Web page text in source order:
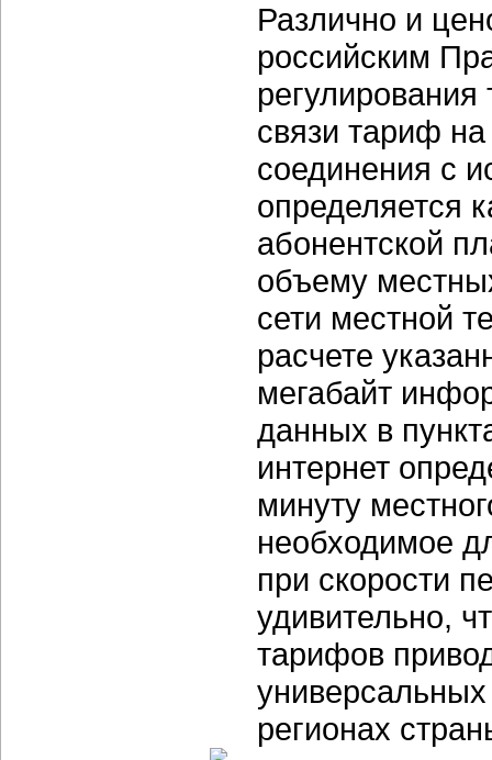
Различно и
российским
связи тариф
соединения с
определяется
абонентской
объему
сети местной
расчете
мегабайт
данных в
интернет
минуту
необходимое
при скорости
удивительно,
тарифов
регионах